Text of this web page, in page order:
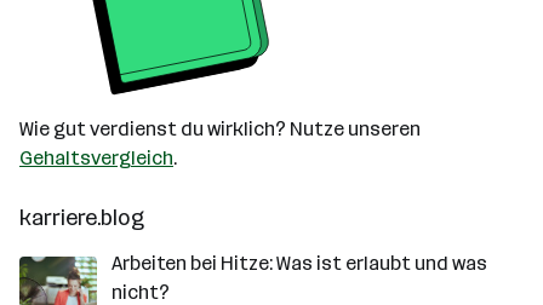
Wie gut verdienst du wirklich? Nutze unseren
Gehaltsvergleich.
karriere.blog
Arbeiten bei Hitze: Was ist erlaubt und was
nicht?